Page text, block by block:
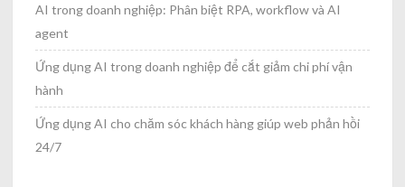
AI trong doanh nghiệp: Phân biệt RPA, workflow và AI
agent
Ứng dụng AI trong doanh nghiệp để cắt giảm chi phí vận
hành
Ứng dụng AI cho chăm sóc khách hàng giúp web phản hồi
24/7